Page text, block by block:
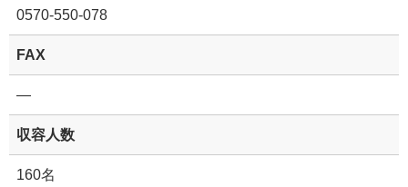
0570-550-078
FAX
―
収容人数
160名